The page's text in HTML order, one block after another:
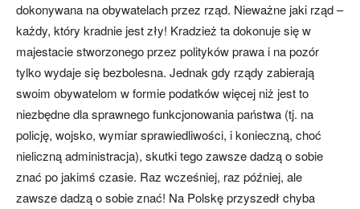
dokonywana na obywatelach przez rząd. Nieważne jaki rząd –
każdy, który kradnie jest zły! Kradzież ta dokonuje się w
majestacie stworzonego przez polityków prawa i na pozór
tylko wydaje się bezbolesna. Jednak gdy rządy zabierają
swoim obywatelom w formie podatków więcej niż jest to
niezbędne dla sprawnego funkcjonowania państwa (tj. na
policję, wojsko, wymiar sprawiedliwości, i konieczną, choć
nieliczną administracja), skutki tego zawsze dadzą o sobie
znać po jakimś czasie. Raz wcześniej, raz później, ale
zawsze dadzą o sobie znać! Na Polskę przyszedł chyba